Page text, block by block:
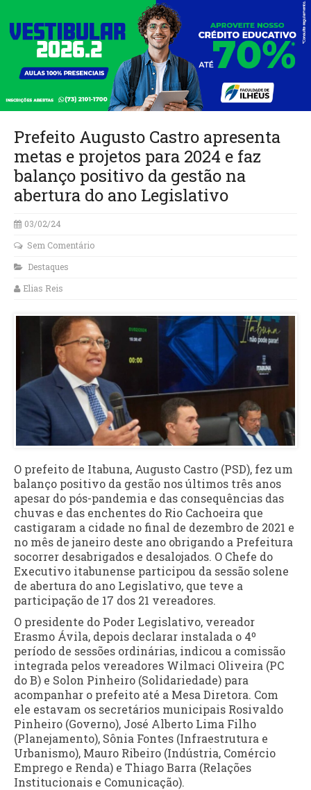
Prefeito Augusto Castro apresenta
metas e projetos para 2024 e faz
balanço positivo da gestão na
abertura do ano Legislativo
03/02/24
Sem Comentário
Destaques
Elias Reis
O prefeito de Itabuna, Augusto Castro (PSD), fez um
balanço positivo da gestão nos últimos três anos
apesar do pós-pandemia e das consequências das
chuvas e das enchentes do Rio Cachoeira que
castigaram a cidade no final de dezembro de 2021 e
no mês de janeiro deste ano obrigando a Prefeitura
socorrer desabrigados e desalojados. O Chefe do
Executivo itabunense participou da sessão solene
de abertura do ano Legislativo, que teve a
participação de 17 dos 21 vereadores.
O presidente do Poder Legislativo, vereador
Erasmo Ávila, depois declarar instalada o 4º
período de sessões ordinárias, indicou a comissão
integrada pelos vereadores Wilmaci Oliveira (PC
do B) e Solon Pinheiro (Solidariedade) para
acompanhar o prefeito até a Mesa Diretora. Com
ele estavam os secretários municipais Rosivaldo
Pinheiro (Governo), José Alberto Lima Filho
(Planejamento), Sônia Fontes (Infraestrutura e
Urbanismo), Mauro Ribeiro (Indústria, Comércio
Emprego e Renda) e Thiago Barra (Relações
Institucionais e Comunicação).